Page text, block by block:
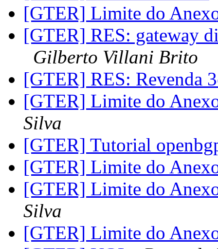
[GTER] Limite do
[GTER] RES: gateway
Gilberto Villani Brito
[GTER] RES: Revenda
[GTER] Limite do
Silva
[GTER] Tutorial
[GTER] Limite do
[GTER] Limite do
Silva
[GTER] Limite do